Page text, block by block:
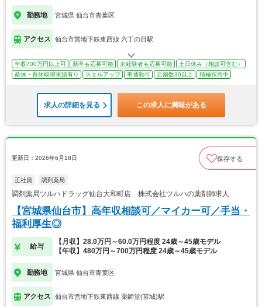
勤務地 宮城県 仙台市青葉区
アクセス 仙台市営地下鉄東西線 六丁の目駅
年収700万円以上可 新卒も応募可能 未経験者も応募可能
土日休み（相談可含む）
産休・育休取得実績有り
スキルアップ 車通勤可 店舗数30以上 積極採用中
求人の詳細を見る この求人に興味がある
更新日：2026年6月18日 保存する
正社員 調剤薬局
調剤薬局ツルハドラッグ仙台大和町店 株式会社ツルハの薬剤師求人
【宮城県仙台市】高年収相談可／マイカー可／手当・
福利厚生◎
給与
【月収】28.0万円～60.0万円程度 24歳～45歳モデル
【年収】480万円～700万円程度 24歳～45歳モデル
勤務地 宮城県 仙台市青葉区
アクセス 仙台市営地下鉄東西線 薬師堂(宮城)駅